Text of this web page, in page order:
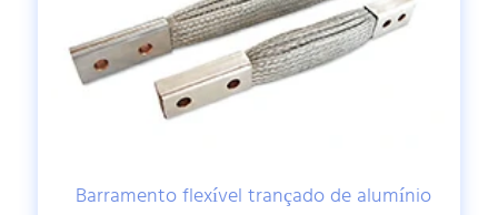
Barramento flexível trançado de alumínio